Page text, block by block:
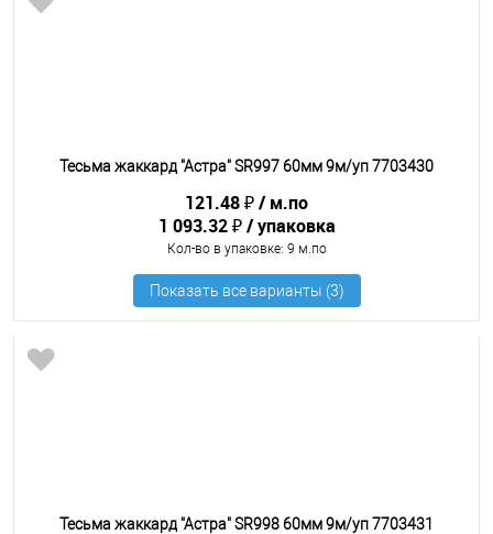
Тесьма жаккард "Астра" SR997 60мм 9м/уп 7703430
121.48 ₽
м.по
1 093.32 ₽
упаковка
Кол-во в упаковке: 9 м.по
Тесьма жаккард "Астра" SR998 60мм 9м/уп 7703431